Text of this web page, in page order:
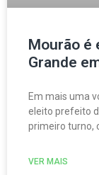
Mourão é
Grande
Em mais uma
eleito prefeito
primeiro turno,
VER MAIS